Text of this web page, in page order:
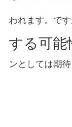
われます。です
する可能
ンとしては期